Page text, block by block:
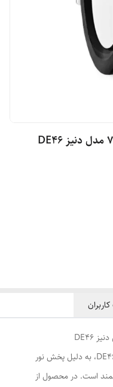
چراغ سقفی توکار 6 وات آلتون رای مدل دنیز DE46، به دلیل پخش نور
است. در محصول از